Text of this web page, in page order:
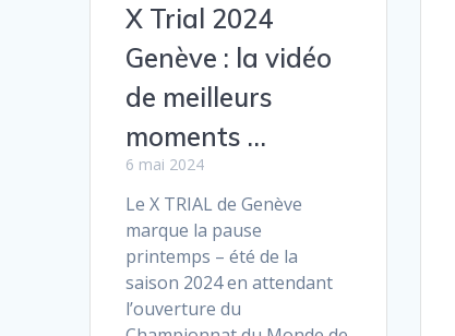
X Trial 2024
Genève : la vidéo
de meilleurs
moments …
6 mai 2024
Le X TRIAL de Genève
marque la pause
printemps – été de la
saison 2024 en attendant
l’ouverture du